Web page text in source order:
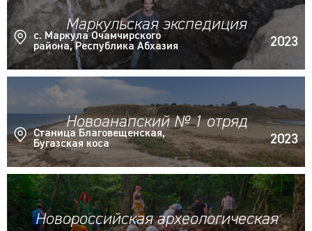
Маркульская экспедиция
с. Маркула Очамчирского
района, Республика Абхазия
2023
Новоанапский № 1 отряд
Станица Благовещенская,
Бугазская коса
2023
Новороссийская археологическая